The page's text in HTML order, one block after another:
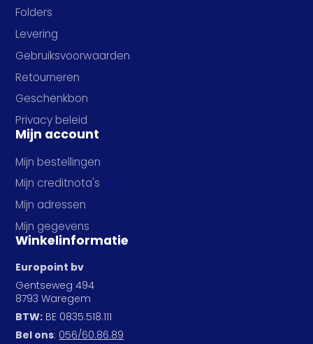
Folders
Levering
Gebruiksvoorwaarden
Retourneren
Geschenkbon
Privacy beleid
Mijn account
Mijn bestellingen
Mijn creditnota's
Mijn adressen
Mijn gegevens
Winkelinformatie
Europoint bv
Gentseweg 494
8793 Waregem
BTW: BE 0835.518.111
Bel ons: 056/60.86.89